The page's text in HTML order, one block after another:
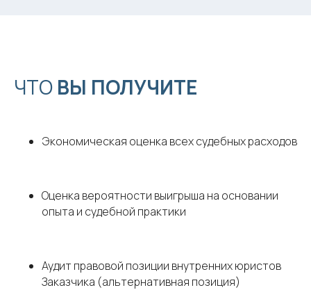
ЧТО ВЫ ПОЛУЧИТЕ
Экономическая оценка всех судебных расходов
Оценка вероятности выигрыша на основании
опыта и судебной практики
Аудит правовой позиции внутренних юристов
Заказчика (альтернативная позиция)